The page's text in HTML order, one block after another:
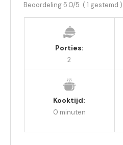
Beoordeling5.0/5 (1 gestemd )
Porties:
2
Kooktijd:
0 minuten